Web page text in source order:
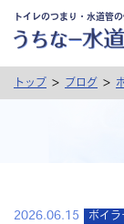
トイレのつまり・水道管
トップ > ブログ >
2026.06.15 ボイ